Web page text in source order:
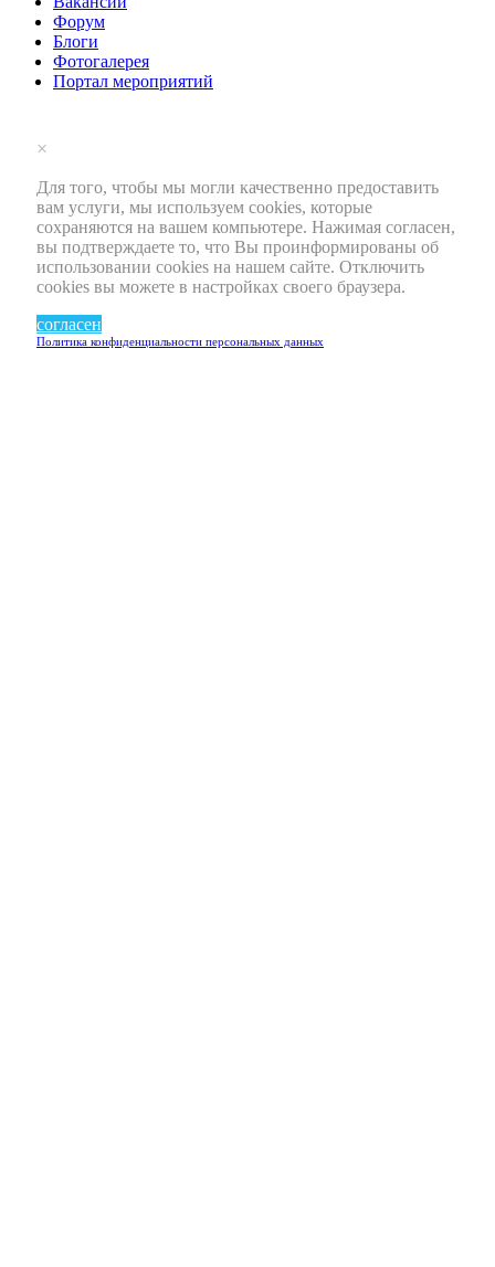
Форум
Блоги
Фотогалерея
Портал мероприятий
×
Для того, чтобы мы могли качественно предоставить
вам услуги, мы используем cookies, которые
сохраняются на вашем компьютере. Нажимая согласен,
вы подтверждаете то, что Вы проинформированы об
использовании cookies на нашем сайте. Отключить
cookies вы можете в настройках своего браузера.
согласен
Политика конфиденциальности персональных данных